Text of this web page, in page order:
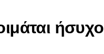
ήσυχο